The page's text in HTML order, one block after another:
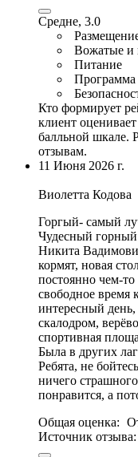
Средне, 3.0
Вожатые и
Питание
Программа
Кто формирует
клиент
балльной шкале.
отзывам.
11 Июня 2026 г.
Виолетта Кодова
Горгый- самый
Чудесный горный
Никита
кормят, новая
постоянно чем-
свободное время
интересный день,
скалодром,
спортивная
Была в других
Ребята, не
ничего
понравится, а
Общая оценка:
Источник отзыва: